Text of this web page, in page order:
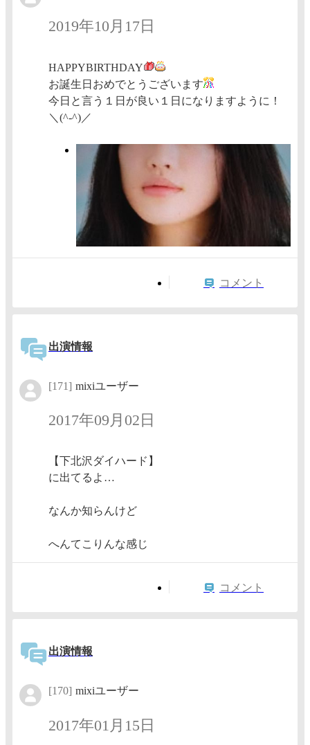
2019年10月17日
HAPPYBIRTHDAY
お誕生日おめでとうございます
今日と言う１日が良い１日になりますように！
＼(^-^)／
コメント
出演情報
[171] mixiユーザー
2017年09月02日
【下北沢ダイハード】
に出てるよ…
なんか知らんけど
へんてこりんな感じ
コメント
出演情報
[170] mixiユーザー
2017年01月15日